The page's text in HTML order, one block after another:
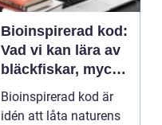
Bioinspirerad kod:
Vad vi kan lära av
bläckfiskar, mycel
och mossa när vi
bygger nya system
Bioinspirerad kod är
idén att låta naturens